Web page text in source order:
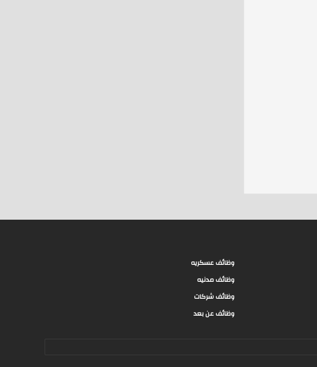
وظائف عسكريه
وظائف مدنيه
وظائف شركات
وظائف عن بعد